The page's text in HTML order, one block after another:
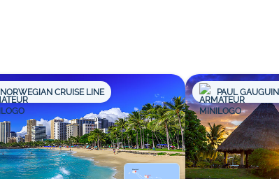
NORWEGIAN CRUISE LINE PAUL